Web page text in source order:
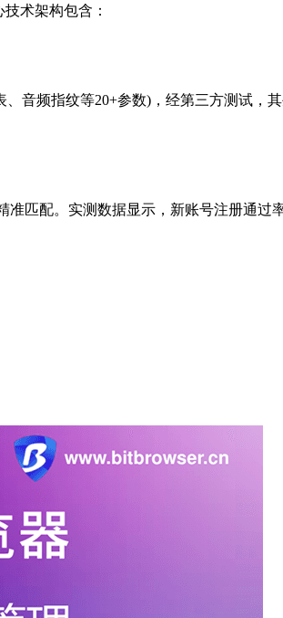
术架构包含：
、音频指纹等20+参数)，经第三方测试，
配。实测数据显示，新账号注册通过率